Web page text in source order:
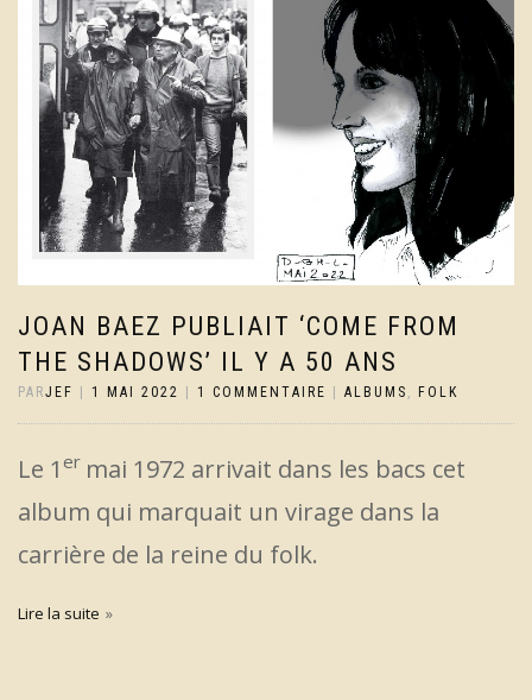
JOAN BAEZ PUBLIAIT ‘COME FROM
THE SHADOWS’ IL Y A 50 ANS
PARJEF | 1 MAI 2022 | 1 COMMENTAIRE | ALBUMS FOLK
Le 1 er mai 1972 arrivait dans les bacs cet
album qui marquait un virage dans la
carrière de la reine du folk.
Lire la suite